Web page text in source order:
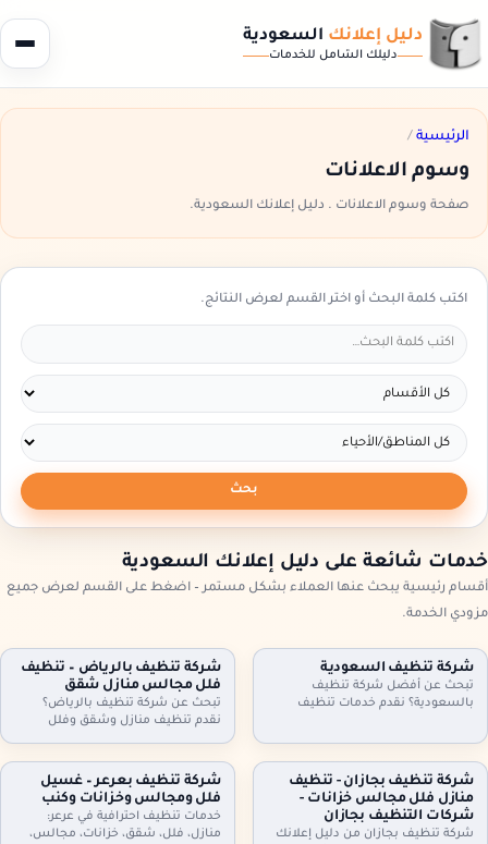
دليل إعلانك السعودية
دليلك الشامل للخدمات
الرئيسية /
وسوم الاعلانات
صفحة وسوم الاعلانات . دليل إعلانك السعودية.
اكتب كلمة البحث أو اختر القسم لعرض النتائج.
بحث
خدمات شائعة على دليل إعلانك السعودية
أقسام رئيسية يبحث عنها العملاء بشكل مستمر – اضغط على القسم لعرض جميع
مزودي الخدمة.
شركة تنظيف السعودية
تبحث عن أفضل شركة تنظيف
بالسعودية؟ نقدم خدمات تنظيف
تنافسية. اطلب خدمتك الآن!
شركة تنظيف بالرياض – تنظيف
فلل مجالس منازل شقق
تبحث عن شركة تنظيف بالرياض؟
نقدم تنظيف منازل وشقق وفلل
وعقود دورية للمنازل والمكاتب. اطلب
تقييمًا مجانيًا وتفاصيل السعر حسب
المساحة والخدمة.
شركة تنظيف بجازان - تنظيف
منازل فلل مجالس خزانات -
شركات التنظيف بجازان
شركة تنظيف بجازان من دليل إعلانك
شركة تنظيف بعرعر – غسيل
فلل ومجالس وخزانات وكنب
خدمات تنظيف احترافية في عرعر:
منازل، فلل، شقق، خزانات، مجالس،